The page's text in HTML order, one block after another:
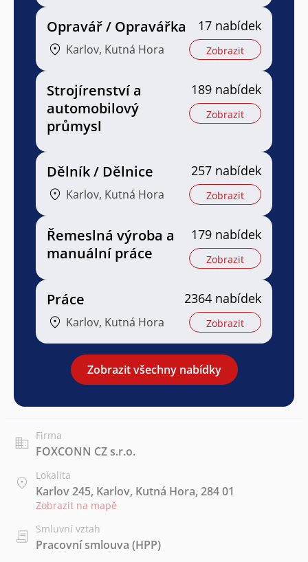
Opravář / Opravářka
Karlov, Kutná Hora
17 nabídek
Zobrazit
Strojírenství a
automobilový
průmysl
189 nabídek
Zobrazit
Dělník / Dělnice
Karlov, Kutná Hora
257 nabídek
Zobrazit
Řemeslná výroba a
manuální práce
179 nabídek
Zobrazit
Práce
Karlov, Kutná Hora
2364 nabídek
Zobrazit
Zobrazit všechny nabídky
Firma
FOXCONN CZ s.r.o.
Lokalita
Karlov 245, Karlov, Kutná Hora, 284 01
Zobrazit na mapě
Smluvní vztah
Pracovní smlouva (HPP)